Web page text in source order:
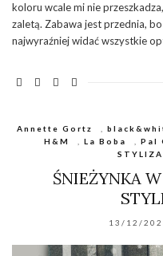
koloru wcale mi nie
zaletą. Zabawa jest przednia,
najwyraźniej widać wszystkie
Annette Gortz
H&M
La Boba Pal
ŚNIEŻYNKA
13/12/